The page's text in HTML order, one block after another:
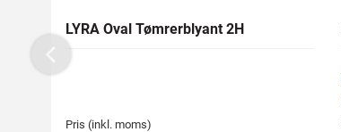
LYRA Oval Tømrerblyant 2H
Pris (inkl. moms)
Previous